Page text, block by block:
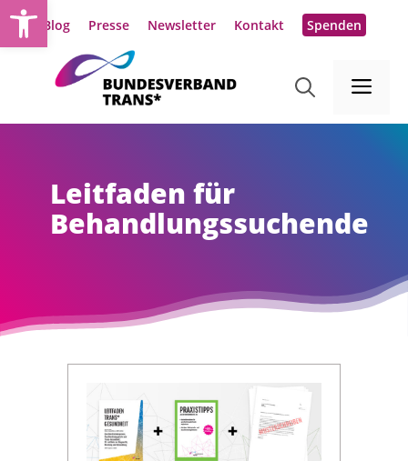
Zum
Inhalt
Blog Presse Newsletter Kontakt Spenden
Leitfaden für
Behandlungssuchende